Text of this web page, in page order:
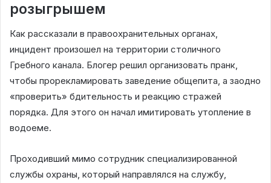
розыгрышем
Как рассказали в правоохранительных органах,
инцидент произошел на территории столичного
Гребного канала. Блогер решил организовать пранк,
чтобы прорекламировать заведение общепита, а заодно
«проверить» бдительность и реакцию стражей
порядка. Для этого он начал имитировать утопление в
водоеме.
Проходивший мимо сотрудник специализированной
службы охраны, который направлялся на службу,